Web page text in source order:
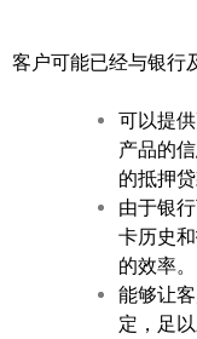
吃货眼中的加拿大
客户可能已经与银行
可以提
产品的
的抵押贷
由于银
卡历史
的效率。
能够让
定，足